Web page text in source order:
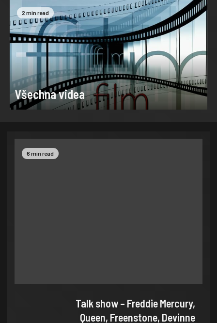
2 min read
Všechna videa
6 min read
Talk show – Freddie Mercury,
Queen, Freenstone, Devinne